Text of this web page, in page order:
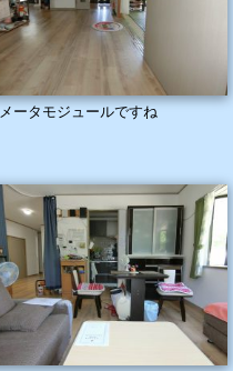
メータモジュールですね